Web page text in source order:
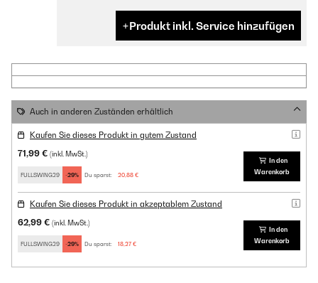
Produkt inkl. Service hinzufügen
Auch in anderen Zuständen erhältlich
Kaufen Sie dieses Produkt in gutem Zustand
71,99 € (inkl. MwSt.)
FULLSWING29 -29% Du sparst: 20,88 €
In den
Warenkorb
Kaufen Sie dieses Produkt in akzeptablem Zustand
62,99 € (inkl. MwSt.)
FULLSWING29 -29% Du sparst: 18,27 €
In den
Warenkorb